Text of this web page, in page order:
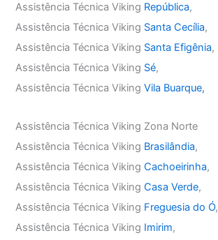
Assistência Técnica Viking República,
Assistência Técnica Viking Santa Cecília,
Assistência Técnica Viking Santa Efigênia,
Assistência Técnica Viking Sé,
Assistência Técnica VikingVila Buarque,
Assistência Técnica Viking Zona Norte
Assistência Técnica Viking Brasilândia,
Assistência Técnica VikingCachoeirinha,
Assistência Técnica VikingCasa Verde,
Assistência Técnica Viking Freguesia do Ó,
Assistência Técnica Viking Imirim,